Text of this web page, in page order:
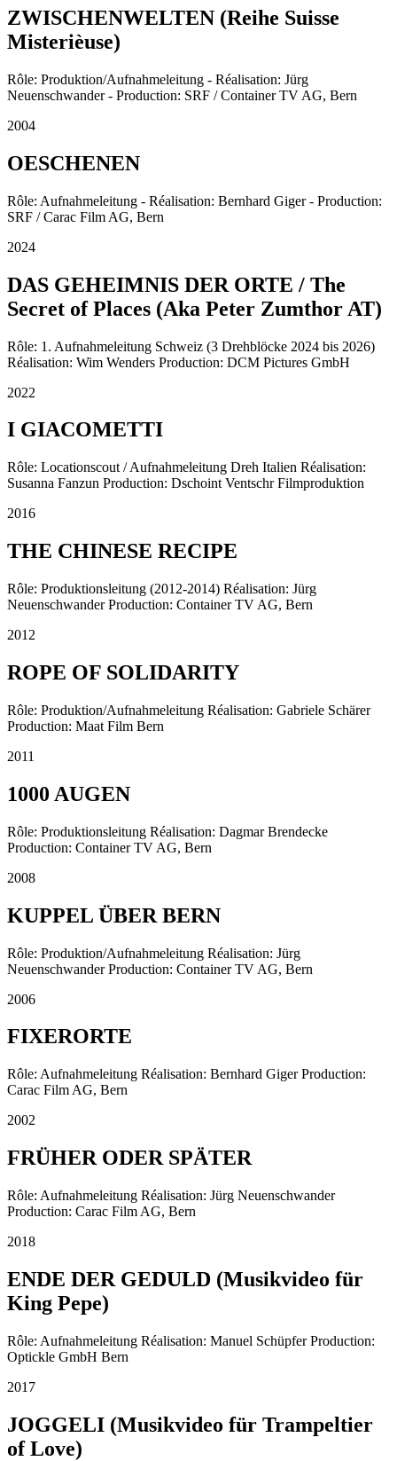
ZWISCHENWELTEN (Reihe Suisse
Misterièuse)
Rôle: Produktion/Aufnahmeleitung - Réalisation: Jürg
Neuenschwander - Production: SRF / Container TV AG, Bern
2004
OESCHENEN
Rôle: Aufnahmeleitung - Réalisation: Bernhard Giger - Production:
SRF / Carac Film AG, Bern
2024
DAS GEHEIMNIS DER ORTE / The
Secret of Places (Aka Peter Zumthor AT)
Rôle: 1. Aufnahmeleitung Schweiz (3 Drehblöcke 2024 bis 2026)
Réalisation: Wim Wenders Production: DCM Pictures GmbH
2022
I GIACOMETTI
Rôle: Locationscout / Aufnahmeleitung Dreh Italien Réalisation:
Susanna Fanzun Production: Dschoint Ventschr Filmproduktion
2016
THE CHINESE RECIPE
Rôle: Produktionsleitung (2012-2014) Réalisation: Jürg
Neuenschwander Production: Container TV AG, Bern
2012
ROPE OF SOLIDARITY
Rôle: Produktion/Aufnahmeleitung Réalisation: Gabriele Schärer
Production: Maat Film Bern
2011
1000 AUGEN
Rôle: Produktionsleitung Réalisation: Dagmar Brendecke
Production: Container TV AG, Bern
2008
KUPPEL ÜBER BERN
Rôle: Produktion/Aufnahmeleitung Réalisation: Jürg
Neuenschwander Production: Container TV AG, Bern
2006
FIXERORTE
Rôle: Aufnahmeleitung Réalisation: Bernhard Giger Production:
Carac Film AG, Bern
2002
FRÜHER ODER SPÄTER
Rôle: Aufnahmeleitung Réalisation: Jürg Neuenschwander
Production: Carac Film AG, Bern
2018
ENDE DER GEDULD (Musikvideo für
King Pepe)
Rôle: Aufnahmeleitung Réalisation: Manuel Schüpfer Production:
Optickle GmbH Bern
2017
JOGGELI (Musikvideo für Trampeltier
of Love)